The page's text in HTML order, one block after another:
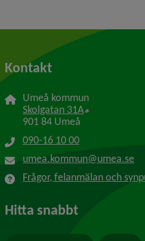
Kontakt
Umeå kommun
Skolgatan 31A Länk till
901 84 Umeå
090-16 10 00
umea.kommun@umea.se
Frågor, felanmälan och
Hitta snabbt